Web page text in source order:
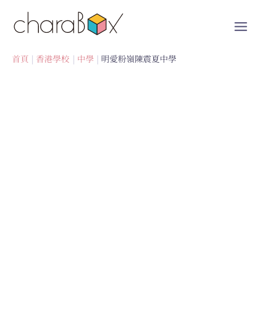
首頁 香港學校 中學 明愛粉嶺陳震夏中學